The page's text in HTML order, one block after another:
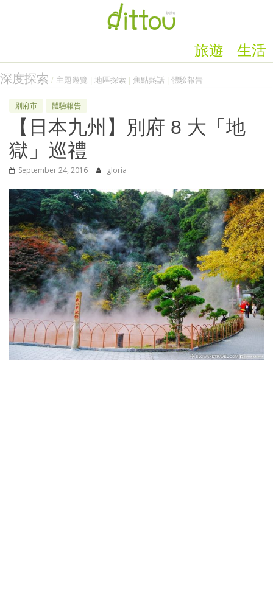
生活
旅遊
深度探索 / 主題遊覽 地區探索 焦點熱話 體驗報告
別府市 體驗報告
【日本九州】別府 8 大「地
獄」巡禮
September 24, 2016 gloria